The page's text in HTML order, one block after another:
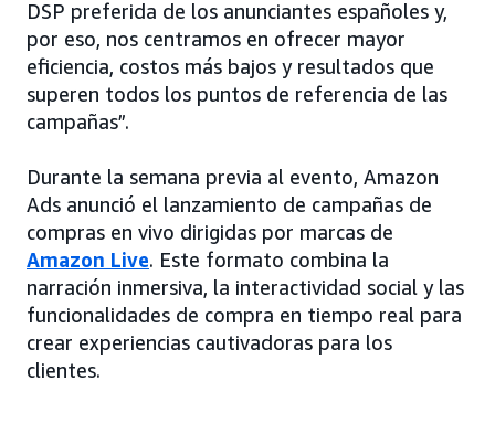
DSP preferida de los anunciantes españoles y,
por eso, nos centramos en ofrecer mayor
eficiencia, costos más bajos y resultados que
superen todos los puntos de referencia de las
campañas”.
Durante la semana previa al evento, Amazon
Ads anunció el lanzamiento de campañas de
compras en vivo dirigidas por marcas de
Amazon Live. Este formato combina la
narración inmersiva, la interactividad social y las
funcionalidades de compra en tiempo real para
crear experiencias cautivadoras para los
clientes.